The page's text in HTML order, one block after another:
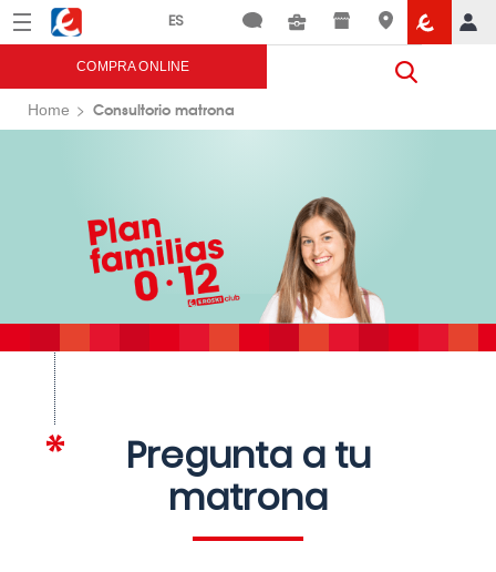
Menú Eroski
COMPRA ONLINE
Home Consultorio matrona
Pregunta a tu
matrona